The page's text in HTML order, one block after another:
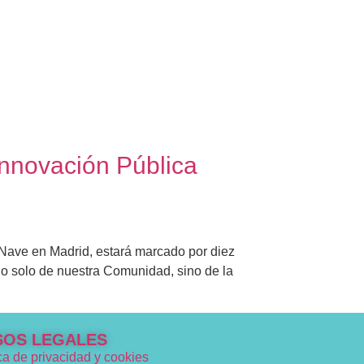
Pública
en Madrid, estará marcado por diez
solo de nuestra Comunidad, sino de la
LEGALES
de privacidad y cookies